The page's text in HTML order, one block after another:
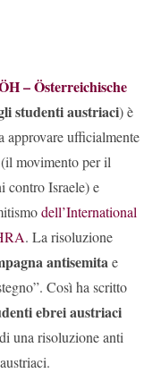
– Österreichische
studenti austriaci) è
approvare ufficialmente
(il movimento per il
contro Israele) e
dell’International
. La risoluzione
antisemitae
Così ha scritto
ebrei austriaci
una risoluzione anti